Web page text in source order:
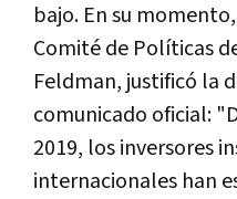
bajo. En su
Comité de Políticas
Feldman, justificó la
comunicado oficial:
2019, los inversores
internacionales han